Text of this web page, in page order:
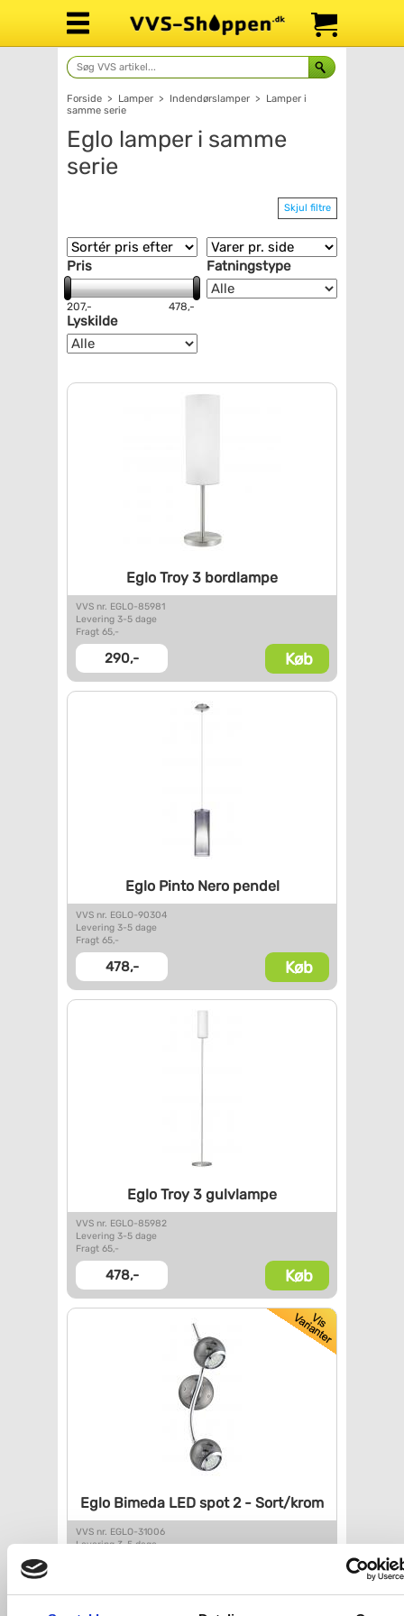
Forside > Lamper > Indendørslamper >
Lamper i
samme serie
Eglo lamper i samme
serie
Skjul filtre
Pris
207,- 478,-
Fatningstype
Lyskilde
Eglo Troy 3 bordlampe
VVS nr. EGLO-85981
Levering 3-5 dage
Fragt 65,-
290,- Køb
Eglo Pinto Nero pendel
VVS nr. EGLO-90304
Levering 3-5 dage
Fragt 65,-
478,- Køb
Eglo Troy 3 gulvlampe
VVS nr. EGLO-85982
Levering 3-5 dage
Fragt 65,-
478,- Køb
Eglo Bimeda LED spot 2 - Sort/krom
VVS nr. EGLO-31006
Levering 3-5 dage